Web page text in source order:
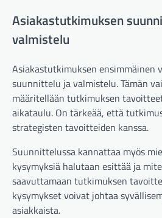
Asiakastutkimuksen
valmistelu
Asiakastutkimuksen ensimmäinen
suunnittelu ja valmistelu. Tämän
määritellään tutkimuksen
aikataulu. On tärkeää, että
strategisten tavoitteiden kanssa.
Suunnittelussa kannattaa myös
kysymyksiä halutaan esittää ja
saavuttamaan tutkimuksen
kysymykset voivat johtaa
asiakkaista.